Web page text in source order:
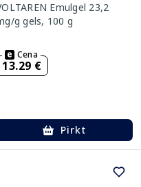
Emulgel 23,2
g gels, 100 g
Cena
13.29 €
Pirkt